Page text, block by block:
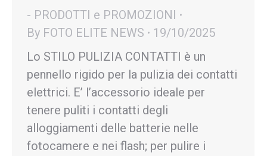
- PRODOTTI e PROMOZIONI
By FOTO ELITE NEWS
19/10/2025
Lo STILO PULIZIA CONTATTI è un
pennello rigido per la pulizia dei contatti
elettrici. E’ l’accessorio ideale per
tenere puliti i contatti degli
alloggiamenti delle batterie nelle
fotocamere e nei flash; per pulire i